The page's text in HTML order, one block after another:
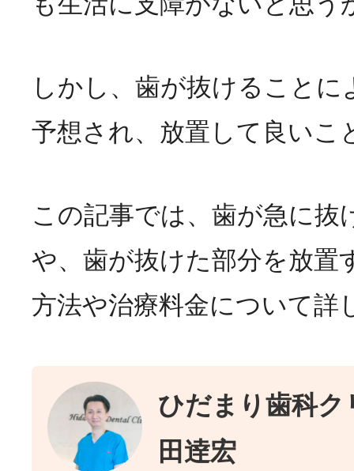
しかし、歯が抜けることに
予想され、放置して良いこ
この記事では、歯が急に抜
や、歯が抜けた部分を放置
方法や治療料金について詳
ひだまり歯科ク
田逹宏